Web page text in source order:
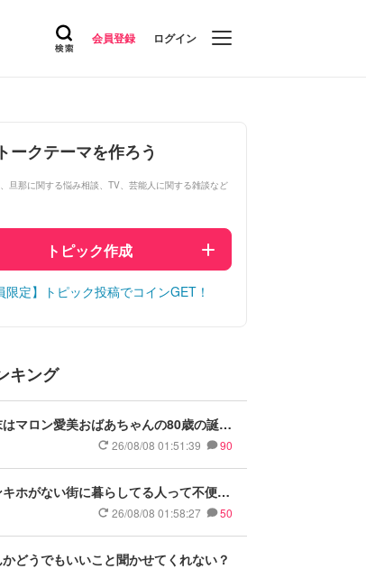
会員登録 ログイン
ークテーマを作ろう
旦那に関する悩み相談、TV、芸能人に関する雑談など
トピック作成
限定】トピック投稿でコインGET！
キング
マロン愛美おばあちゃんの80歳の誕生
26/08/08 01:51:39 90
キホがない街に暮らしてる人って不便で
26/08/08 01:58:27 50
どうでもいいこと聞かせてくれない？